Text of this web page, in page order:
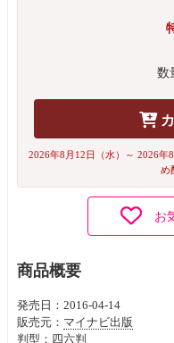
数
2026年8月12日（水）～ 2026年
め
お
商品概要
発売日：2016-04-14
販売元： マイナビ出版
判型：四六判